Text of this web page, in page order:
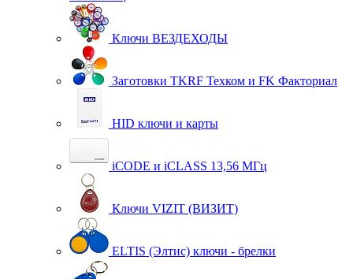
Ключи ВЕЗДЕХОДЫ
Заготовки TKRF Техком и FK Факториал
HID ключи и карты
iCODE и iCLASS 13,56 МГц
Ключи VIZIT (ВИЗИТ)
ELTIS (Элтис) ключи - брелки